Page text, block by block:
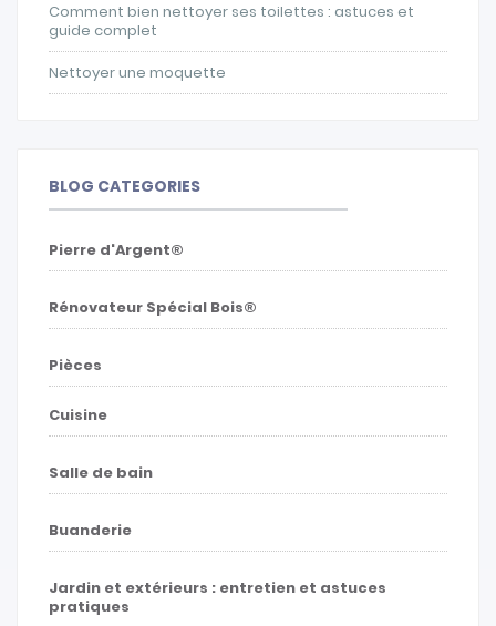
Comment bien nettoyer ses toilettes : astuces et
guide complet
Nettoyer une moquette
BLOG CATEGORIES
Pierre d'Argent®
Rénovateur Spécial Bois®
Pièces
Cuisine
Salle de bain
Buanderie
Jardin et extérieurs : entretien et astuces
pratiques